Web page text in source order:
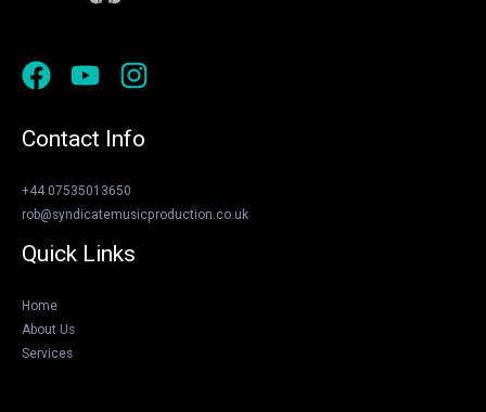
Contact Info
+44 07535013650
rob@syndicatemusicproduction.co.uk
Quick Links
Home
About Us
Services